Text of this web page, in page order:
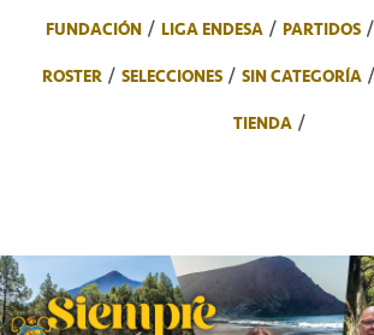
FUNDACIÓN
LIGA ENDESA PARTIDOS
ROSTER
SELECCIONES SIN CATEGORÍA
TIENDA